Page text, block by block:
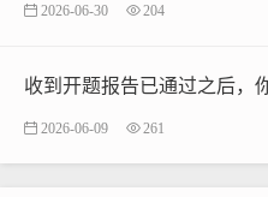
2026-06-30 204
收到开题报告已通过之后，
2026-06-09 261